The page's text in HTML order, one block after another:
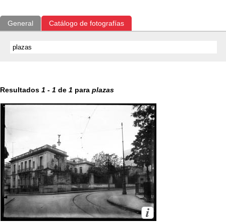
General Catálogo de fotografías
Resultados 1 - 1 de 1 para plazas